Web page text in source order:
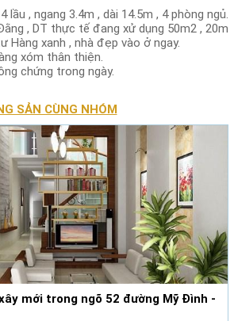
lầu , ngang 3.4m , dài 14.5m , 4 phòng ngủ.
, DT thực tế đang xử dụng 50m2 , 20m
Hàng xanh , nhà đẹp vào ở ngay.
xóm thân thiện.
chứng trong ngày.
SẢN CÙNG NHÓM
mới trong ngõ 52 đường Mỹ Đình -